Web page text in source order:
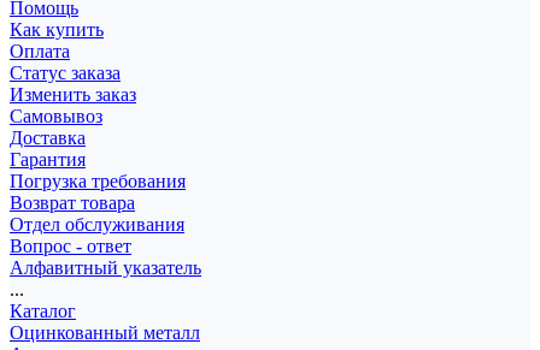
Помощь
Как купить
Оплата
Статус заказа
Изменить заказ
Самовывоз
Доставка
Гарантия
Погрузка требования
Возврат товара
Отдел обслуживания
Вопрос - ответ
Алфавитный указатель
...
Каталог
Оцинкованный металл